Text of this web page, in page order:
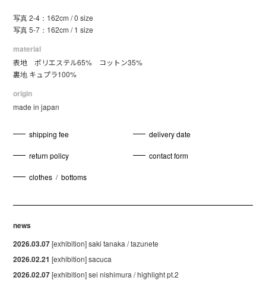
写真 2-4：162cm / 0 size
写真 5-7：162cm / 1 size
material
表地 ポリエステル65% コットン35%
裏地 キュプラ100%
origin
made in japan
shipping fee delivery date
return policy contact form
clothes / bottoms
news
2026.03.07[exhibition] saki tanaka / tazunete
2026.02.21 [exhibition] sacuca
2026.02.07[exhibition] sei nishimura / highlight pt.2